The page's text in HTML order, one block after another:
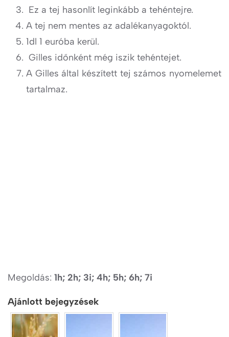
Ez a tej hasonlít leginkább a tehéntejre.
A tej nem mentes az adalékanyagoktól.
1dl 1 euróba kerül.
Gilles időnként még iszik tehéntejet.
A Gilles által készített tej számos nyomelemet
tartalmaz.
Megoldás: 1h; 2h; 3i; 4h; 5h; 6h; 7i
Ajánlott bejegyzések